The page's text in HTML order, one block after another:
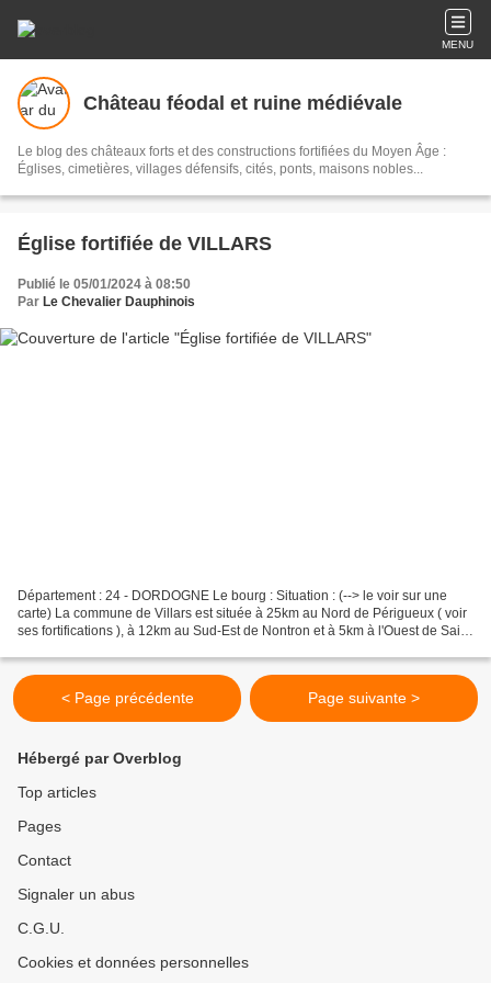
MENU
Château féodal et ruine médiévale
Le blog des châteaux forts et des constructions fortifiées du Moyen Âge :
Églises, cimetières, villages défensifs, cités, ponts, maisons nobles...
Église fortifiée de VILLARS
Publié le 05/01/2024 à 08:50
Par Le Chevalier Dauphinois
Département : 24 - DORDOGNE Le bourg : Situation : (--> le voir sur une
carte) La commune de Villars est située à 25km au Nord de Périgueux ( voir
ses fortifications ), à 12km au Sud-Est de Nontron et à 5km à l'Ouest de Saint
< Page précédente Page suivante >
Hébergé par Overblog
Top articles
Pages
Contact
Signaler un abus
C.G.U.
Cookies et données personnelles